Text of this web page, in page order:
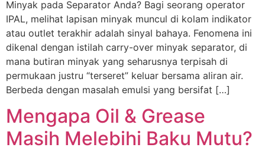
Minyak pada Separator Anda? Bagi seorang operator
IPAL, melihat lapisan minyak muncul di kolam indikator
atau outlet terakhir adalah sinyal bahaya. Fenomena ini
dikenal dengan istilah carry-over minyak separator, di
mana butiran minyak yang seharusnya terpisah di
permukaan justru “terseret” keluar bersama aliran air.
Berbeda dengan masalah emulsi yang bersifat […]
Mengapa Oil & Grease
Masih Melebihi Baku Mutu?